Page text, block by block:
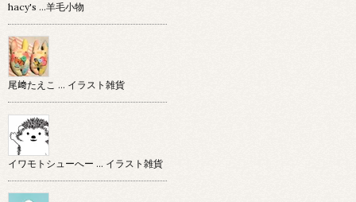
hacy's …羊毛小物
尾﨑たえこ … イラスト雑貨
イワモトシューへー … イラスト雑貨